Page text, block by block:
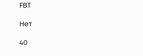
FBT
Нет
40